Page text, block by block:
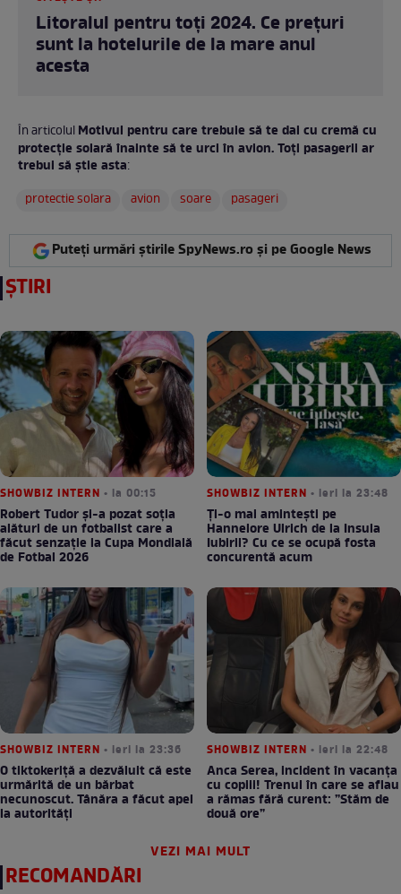
Litoralul pentru toți 2024. Ce prețuri
sunt la hotelurile de la mare anul
acesta
În articolulMotivul pentru care trebuie să te dai cu cremă cu
protecţie solară înainte să te urci în avion. Toți pasagerii ar
trebui să știe asta:
protectie solara
avion soare pasageri
Puteți urmări știrile SpyNews.ro și pe Google News
ȘTIRI
SHOWBIZ INTERN • la 00:15
Robert Tudor și-a pozat soția
alături de un fotbalist care a
făcut senzație la Cupa Mondială
de Fotbal 2026
SHOWBIZ INTERN • ieri la 23:48
Ți-o mai amintești pe
Hannelore Ulrich de la Insula
Iubirii? Cu ce se ocupă fosta
concurentă acum
SHOWBIZ INTERN • ieri la 23:36
O tiktokeriță a dezvăluit că este
urmărită de un bărbat
necunoscut. Tânăra a făcut apel
la autorități
SHOWBIZ INTERN • ieri la 22:48
Anca Serea, incident în vacanța
cu copiii! Trenul în care se aflau
a rămas fără curent: ”Stăm de
două ore”
VEZI MAI MULT
RECOMANDĂRI